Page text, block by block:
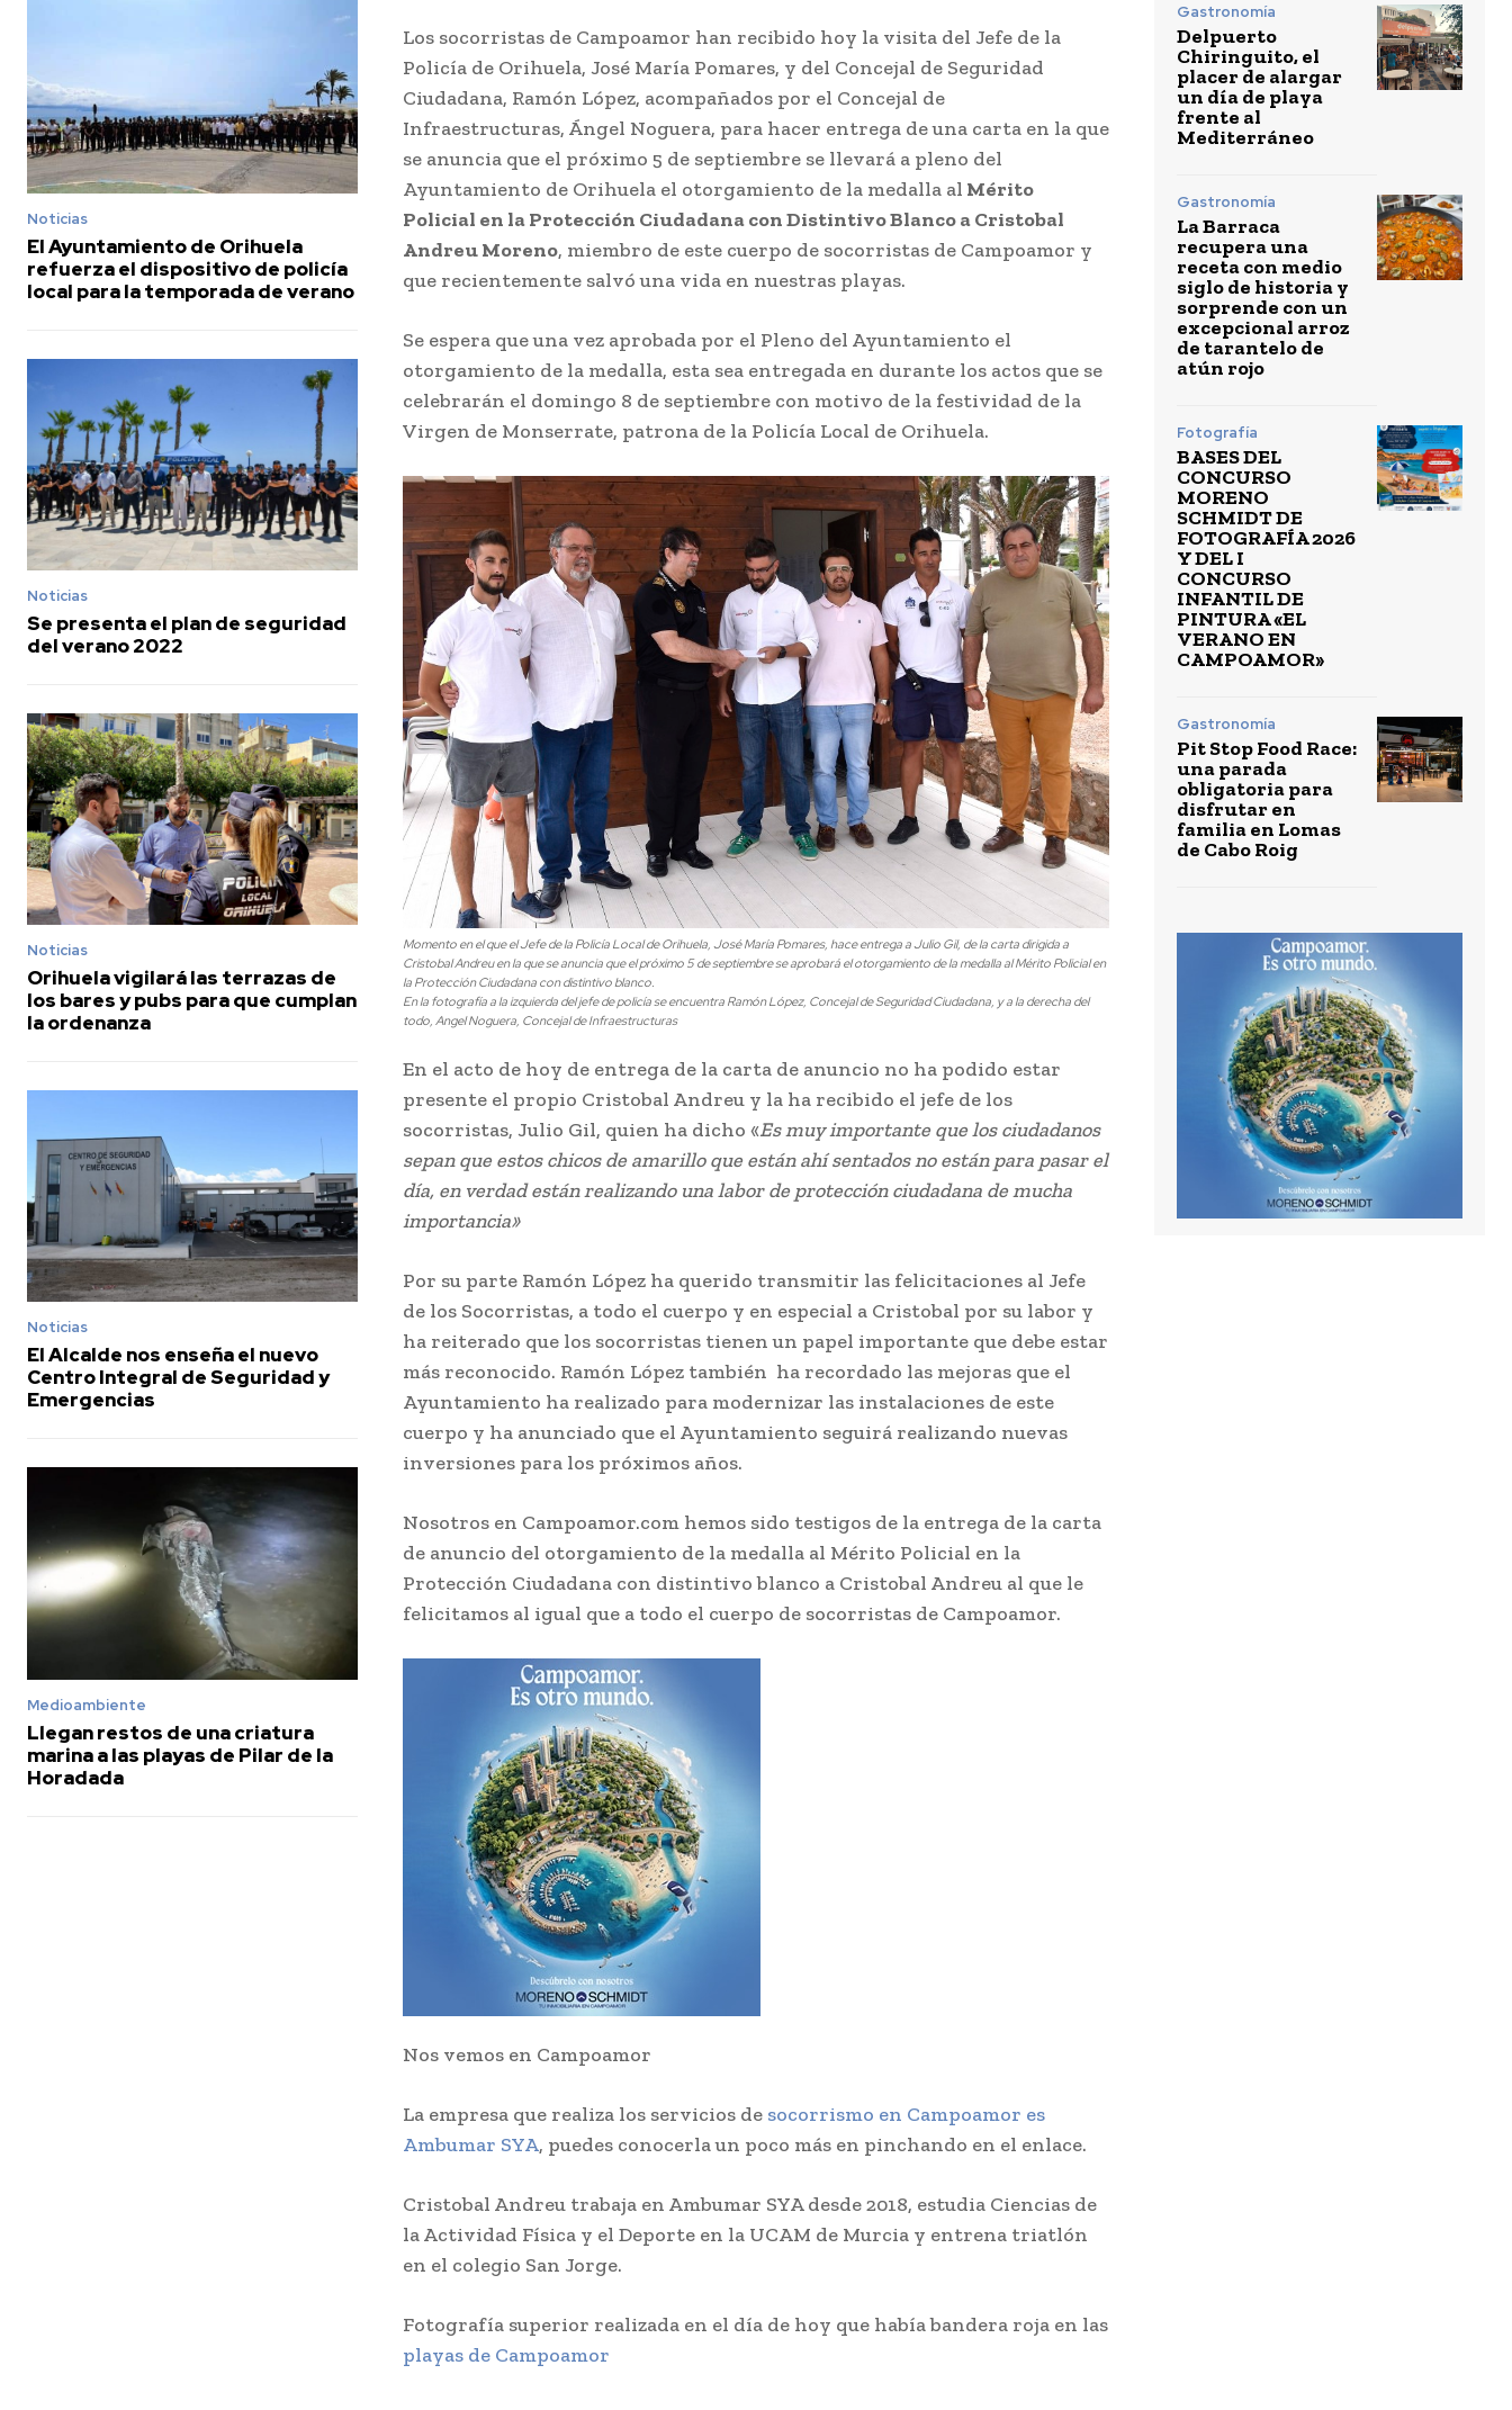
Noticias
El Ayuntamiento de Orihuela
refuerza el dispositivo de policía
local para la temporada de verano
Noticias
Se presenta el plan de seguridad
del verano 2022
Noticias
Orihuela vigilará las terrazas de
los bares y pubs para que cumplan
la ordenanza
Noticias
El Alcalde nos enseña el nuevo
Centro Integral de Seguridad y
Emergencias
Medioambiente
Llegan restos de una criatura
marina a las playas de Pilar de la
Horadada
Los socorristas de Campoamor han recibido hoy la visita del Jefe de la
Policía de Orihuela, José María Pomares, y del Concejal de Seguridad
Ciudadana, Ramón López, acompañados por el Concejal de
Infraestructuras, Ángel Noguera, para hacer entrega de una carta en la que
se anuncia que el próximo 5 de septiembre se llevará a pleno del
Ayuntamiento de Orihuela el otorgamiento de la medalla al Mérito
Policial en la Protección Ciudadana con Distintivo Blanco a Cristobal
Andreu Moreno, miembro de este cuerpo de socorristas de Campoamor y
que recientemente salvó una vida en nuestras playas.
Se espera que una vez aprobada por el Pleno del Ayuntamiento el
otorgamiento de la medalla, esta sea entregada en durante los actos que se
celebrarán el domingo 8 de septiembre con motivo de la festividad de la
Virgen de Monserrate, patrona de la Policía Local de Orihuela.
Momento en el que el Jefe de la Policía Local de Orihuela, José María Pomares, hace entrega a Julio Gil, de la carta dirigida a
Cristobal Andreu en la que se anuncia que el próximo 5 de septiembre se aprobará el otorgamiento de la medalla al Mérito Policial en
la Protección Ciudadana con distintivo blanco.
En la fotografía a la izquierda del jefe de policía se encuentra Ramón López, Concejal de Seguridad Ciudadana, y a la derecha del
todo, Angel Noguera, Concejal de Infraestructuras
En el acto de hoy de entrega de la carta de anuncio no ha podido estar
presente el propio Cristobal Andreu y la ha recibido el jefe de los
socorristas, Julio Gil, quien ha dicho «Es muy importante que los ciudadanos
sepan que estos chicos de amarillo que están ahí sentados no están para pasar el
día, en verdad están realizando una labor de protección ciudadana de mucha
importancia»
Por su parte Ramón López ha querido transmitir las felicitaciones al Jefe
de los Socorristas, a todo el cuerpo y en especial a Cristobal por su labor y
ha reiterado que los socorristas tienen un papel importante que debe estar
más reconocido. Ramón López también ha recordado las mejoras que el
Ayuntamiento ha realizado para modernizar las instalaciones de este
cuerpo y ha anunciado que el Ayuntamiento seguirá realizando nuevas
inversiones para los próximos años.
Nosotros en Campoamor.com hemos sido testigos de la entrega de la carta
de anuncio del otorgamiento de la medalla al Mérito Policial en la
Protección Ciudadana con distintivo blanco a Cristobal Andreu al que le
felicitamos al igual que a todo el cuerpo de socorristas de Campoamor.
Nos vemos en Campoamor
La empresa que realiza los servicios de socorrismo en Campoamor es
Ambumar SYA, puedes conocerla un poco más en pinchando en el enlace.
Cristobal Andreu trabaja en Ambumar SYA desde 2018, estudia Ciencias de
la Actividad Física y el Deporte en la UCAM de Murcia y entrena triatlón
en el colegio San Jorge.
Fotografía superior realizada en el día de hoy que había bandera roja en las
playas de Campoamor
Gastronomía
Delpuerto
Chiringuito, el
placer de alargar
un día de playa
frente al
Mediterráneo
Gastronomía
La Barraca
recupera una
receta con medio
siglo de historia y
sorprende con un
excepcional arroz
de tarantelo de
atún rojo
Fotografía
BASES DEL
CONCURSO
MORENO
SCHMIDT DE
FOTOGRAFÍA 2026
Y DEL I
CONCURSO
INFANTIL DE
PINTURA «EL
VERANO EN
CAMPOAMOR»
Gastronomía
Pit Stop Food Race:
una parada
obligatoria para
disfrutar en
familia en Lomas
de Cabo Roig